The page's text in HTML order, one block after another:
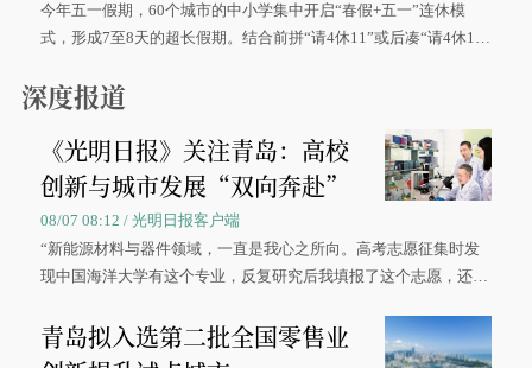
今年五一假期，60个城市的中小学集中开启“春假+五一”连休模
式，形成7至8天的超长假期。结合前拼“请4休11”或后凑“请4休1
深度报道
《光明日报》关注青岛：高校
创新与城市发展“双向奔赴”
08/07 08:12 / 光明日报客户端
“新能源材料与器件领域，一直是我心之所向。高考志愿征集时发
现中国海洋大学有这个专业，反复研究后我填报了这个志愿，还真
大学材料科学与工程学院材料类专业的录取通知书。
青岛拟入选第二批全国零售业